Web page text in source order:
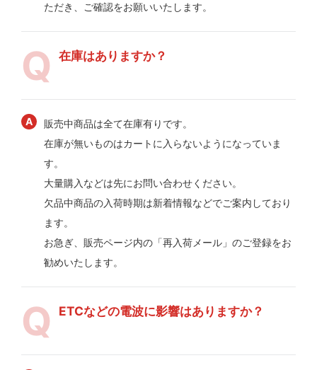
ただき、ご確認をお願いいたします。
在庫はありますか？
販売中商品は全て在庫有りです。
在庫が無いものはカートに入らないようになっていま
す。
大量購入などは先にお問い合わせください。
欠品中商品の入荷時期は新着情報などでご案内しており
ます。
お急ぎ、販売ページ内の「再入荷メール」のご登録をお
勧めいたします。
ETCなどの電波に影響はありますか？